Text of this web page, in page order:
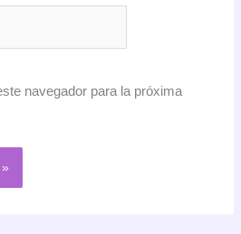
navegador para la próxima